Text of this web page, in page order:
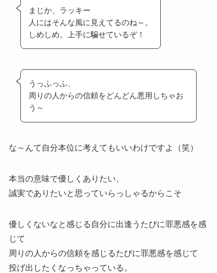
まじか、ラッキー
人にはそんな風に見えてるのね～。
しめしめ。上手に騙せているぞ！
うっふっふ、
周りの人からの信頼をどんどん悪用しちゃお
う～
な～んて自分本位に考えてもいいわけですよ（笑）
本当の意味で優しくありたい、
誠実でありたいと思っていらっしゃるからこそ
優しくないなと感じる自分に出逢うたびに罪悪感を感
じて
周りの人からの信頼を感じるたびに罪悪感を感じて
投げ出したくなっちゃっている。